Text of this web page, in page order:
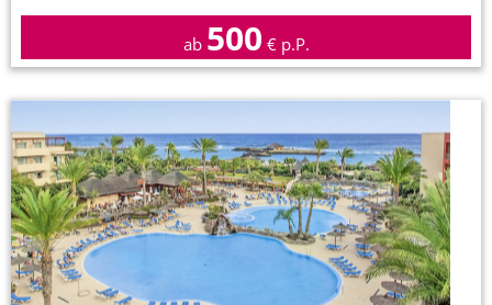
ab 500 € p.P.